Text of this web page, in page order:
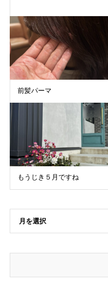
前髪パーマ
もうじき５月ですね
月を選択